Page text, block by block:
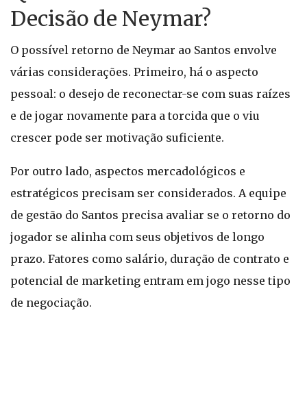
Decisão de Neymar?
O possível retorno de Neymar ao Santos envolve
várias considerações. Primeiro, há o aspecto
pessoal: o desejo de reconectar-se com suas raízes
e de jogar novamente para a torcida que o viu
crescer pode ser motivação suficiente.
Por outro lado, aspectos mercadológicos e
estratégicos precisam ser considerados. A equipe
de gestão do Santos precisa avaliar se o retorno do
jogador se alinha com seus objetivos de longo
prazo. Fatores como salário, duração de contrato e
potencial de marketing entram em jogo nesse tipo
de negociação.